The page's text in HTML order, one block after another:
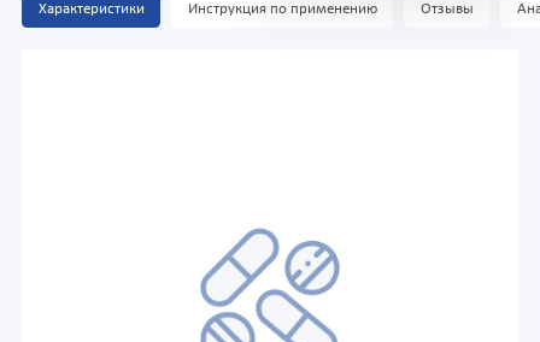
Характеристики Инструкция по применению Отзывы